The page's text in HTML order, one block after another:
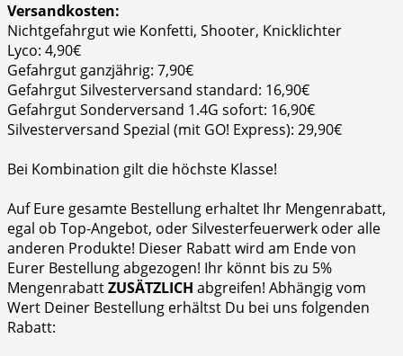
Versandkosten:
Nichtgefahrgut wie Konfetti, Shooter, Knicklichter
Lyco: 4,90€
Gefahrgut ganzjährig: 7,90€
Gefahrgut Silvesterversand standard: 16,90€
Gefahrgut Sonderversand 1.4G sofort: 16,90€
Silvesterversand Spezial (mit GO! Express): 29,90€
Bei Kombination gilt die höchste Klasse!
Auf Eure gesamte Bestellung erhaltet Ihr Mengenrabatt,
egal ob Top-Angebot, oder Silvesterfeuerwerk oder alle
anderen Produkte! Dieser Rabatt wird am Ende von
Eurer Bestellung abgezogen! Ihr könnt bis zu 5%
MengenrabattZUSÄTZLICH abgreifen! Abhängig vom
Wert Deiner Bestellung erhältst Du bei uns folgenden
Rabatt: